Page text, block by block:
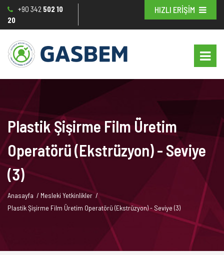
+90 342 502 10
20
HIZLI ERİŞİM
Plastik Şişirme Film Üretim
Operatörü (Ekstrüzyon) - Seviye
(3)
Anasayfa / Mesleki Yetkinlikler/
Plastik Şişirme Film Üretim Operatörü (Ekstrüzyon) - Seviye (3)